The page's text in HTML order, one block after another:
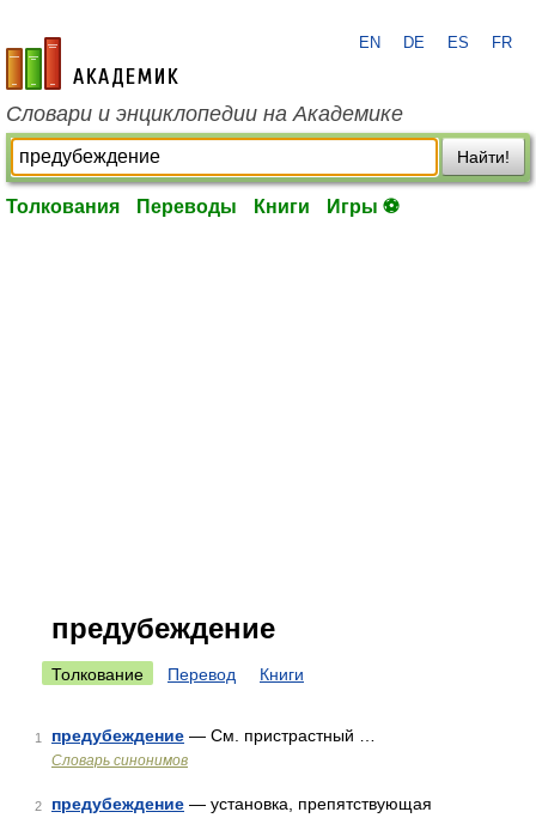
academic.ru
EN DE ES FR
Словари и энциклопедии на Академике
Найти!
Толкования Переводы Книги Игры ⚽
предубеждение
Толкование Перевод Книги
1 предубеждение — См. пристрастный …
Словарь синонимов
2 предубеждение — установка, препятствующая